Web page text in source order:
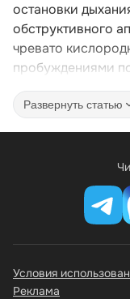
остановки
обструктивного
чревато
пробуждениями
Развернуть статью
Условия
Реклама